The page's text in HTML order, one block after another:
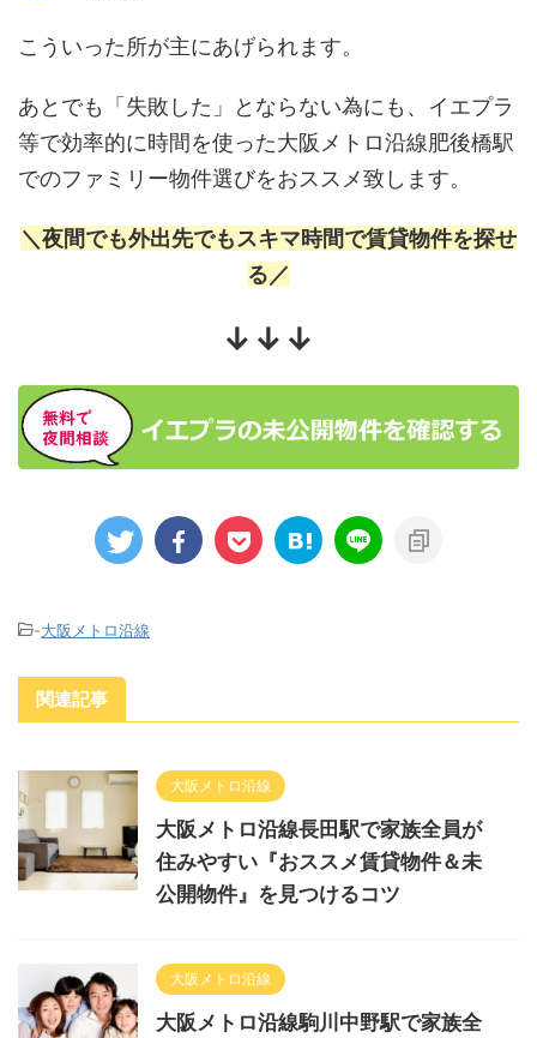
こういった所が主にあげられます。
あとでも「失敗した」とならない為にも、イエプラ
等で効率的に時間を使った大阪メトロ沿線肥後橋駅
でのファミリー物件選びをおススメ致します。
＼夜間でも外出先でもスキマ時間で賃貸物件を探せ
る／
↓↓↓
-大阪メトロ沿線
関連記事
大阪メトロ沿線
大阪メトロ沿線長田駅で家族全員が
住みやすい『おススメ賃貸物件＆未
公開物件』を見つけるコツ
大阪メトロ沿線
大阪メトロ沿線駒川中野駅で家族全